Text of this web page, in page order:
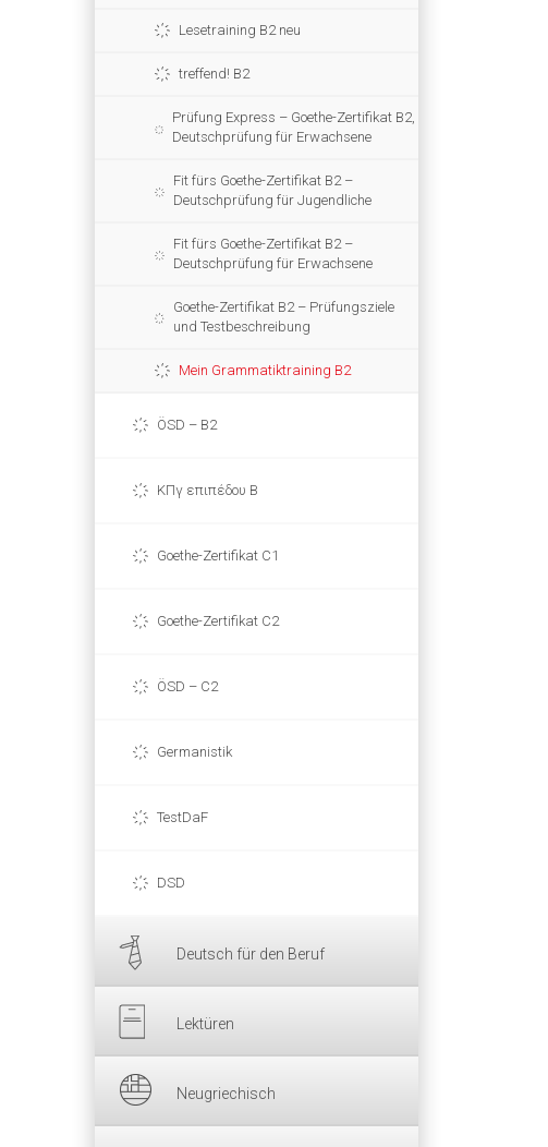
Lesetraining B2 neu
treffend! B2
Prüfung Express – Goethe-Zertifikat B2,
Deutschprüfung für Erwachsene
Fit fürs Goethe-Zertifikat B2 –
Deutschprüfung für Jugendliche
Fit fürs Goethe-Zertifikat B2 –
Deutschprüfung für Erwachsene
Goethe-Zertifikat B2 – Prüfungsziele
und Testbeschreibung
Mein Grammatiktraining B2
ÖSD – B2
ΚΠγ επιπέδου Β
Goethe-Zertifikat C1
Goethe-Zertifikat C2
ÖSD – C2
Germanistik
TestDaF
DSD
Deutsch für den Beruf
Lektüren
Neugriechisch